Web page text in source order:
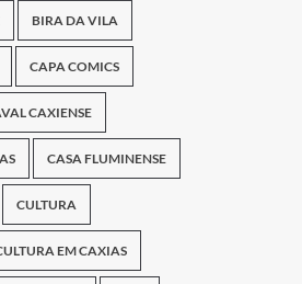
BIRA DA VILA
CAPA COMICS
CAXIENSE
CASA FLUMINENSE
CULTURA
EM CAXIAS